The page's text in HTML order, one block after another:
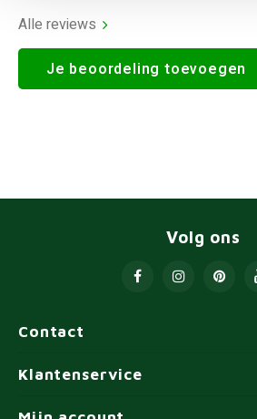
Alle reviews
Je beoordeling toevoegen
Contact
Volg ons
Klantenservice